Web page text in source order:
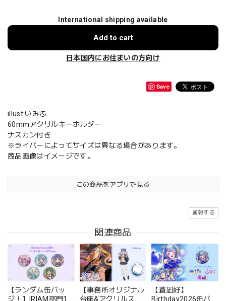
International shipping available
Add to cart
日本国内にお住まいの方向け
Save
illust:いみふ
60mmアクリルキーホルダー
ナスカン付き
※ライバーによってサイズは異なる場合があります。
商品画像はイメージです。
この商品をアプリで見る
通報する
関連商品
【ランダム缶バッ
ジ！】IRIAM部門1
【事務所オリジナル
台座&アクリルスタ
【蒼凪好】
Birthday2026缶バッ